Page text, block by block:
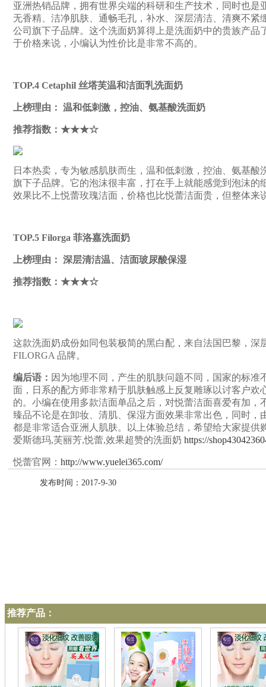
亚洲热销品牌，拥有世界尖端的科研和生产技术，同时也
无香精、洁净肌肤、通畅毛孔，补水、深层清洁、清爽不
公司旗下子品牌。这个洗面奶算得上是洗面奶中的贵族产
于价格来说，小编认为性价比是非常不高的。
TOP.4 Cetaphil 丝塔芙温和洁面乳洗面奶
上榜理由： 温和低刺激，控油、氨基酸洗面奶
推荐指数：★★★☆
日本热卖，专为敏感肌肤而生，温和低刺激，控油、氨基酸
旗下子品牌。它的泡沫很丰富，打在手上就能感觉到泡沫
效果比不上悦蕾玫瑰洁面，价格也比悦蕾洁面贵，但整体来
TOP.5 Filorga 菲洛嘉洗面奶
上榜理由： 深层清洁温、洁面玻尿酸保湿
推荐指数：★★★☆
这款洗面奶成份如同包装极简的黑白配，来自法国巴黎，深
FILORGA 品牌。
编后语： 因为地理不同，产生的肌肤问题不同，国家的标
面，日系的配方师非常精于肌肤触感上反复雕琢以讨客户
的。小编在使用多款洁面单品之后，对悦蕾洁面喜爱有加
臻品不论是在卸妆、清肌、保湿方面效果非常出色，同时
都是非常适合亚洲人肌肤。以上体验总结，希望给大家提供
爱斯德玛,芙丽芳,悦蕾,效果超赞的洗面奶 https://
悦蕾官网： http://www.yuelei365.com/
发布时间：2017-9-30